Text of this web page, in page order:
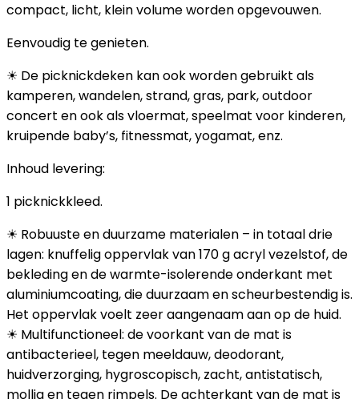
compact, licht, klein volume worden opgevouwen.
Eenvoudig te genieten.
☀ De picknickdeken kan ook worden gebruikt als
kamperen, wandelen, strand, gras, park, outdoor
concert en ook als vloermat, speelmat voor kinderen,
kruipende baby’s, fitnessmat, yogamat, enz.
Inhoud levering:
1 picknickkleed.
☀ Robuuste en duurzame materialen – in totaal drie
lagen: knuffelig oppervlak van 170 g acryl vezelstof, de
bekleding en de warmte-isolerende onderkant met
aluminiumcoating, die duurzaam en scheurbestendig is.
Het oppervlak voelt zeer aangenaam aan op de huid.
☀ Multifunctioneel: de voorkant van de mat is
antibacterieel, tegen meeldauw, deodorant,
huidverzorging, hygroscopisch, zacht, antistatisch,
mollig en tegen rimpels. De achterkant van de mat is